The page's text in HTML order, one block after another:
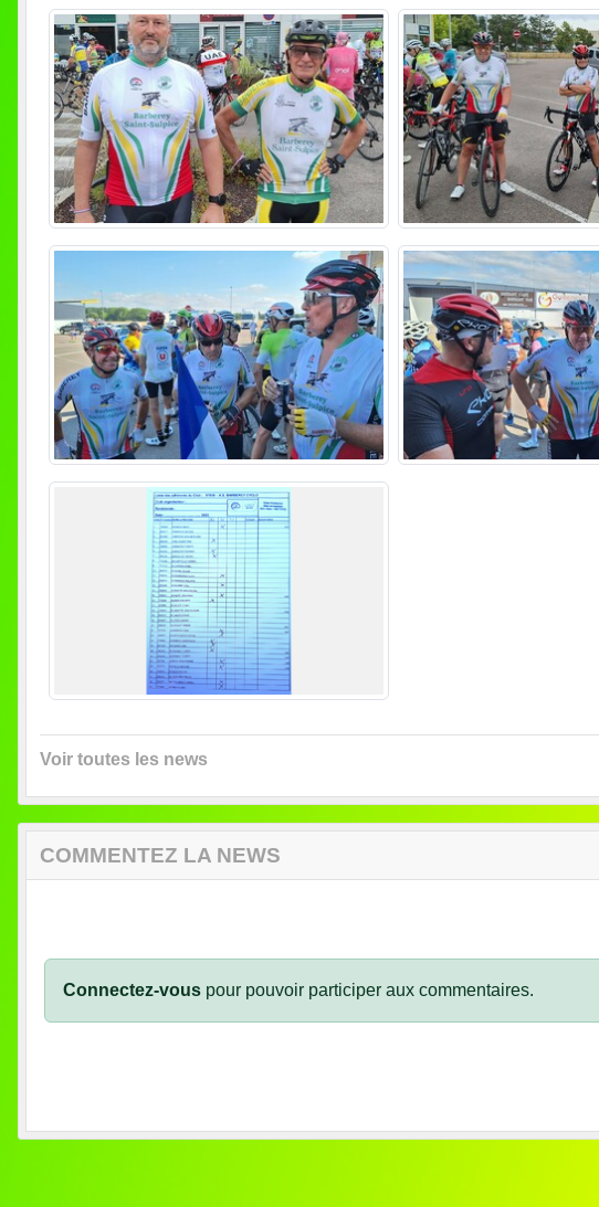
Voir toutes les news
COMMENTEZ LA NEWS
Connectez-vous pour pouvoir participer aux commentaires.